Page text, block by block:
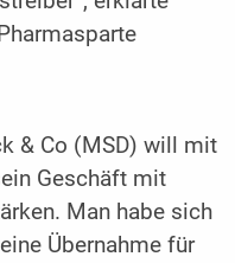
& Co (MSD) will mit
Geschäft mit
Man habe sich
Übernahme für